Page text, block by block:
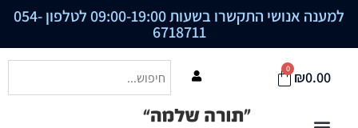
למענה אנושי התקשרו בשעות 09:00-19:00 לטלפון 054-
6718711
₪0.00
0